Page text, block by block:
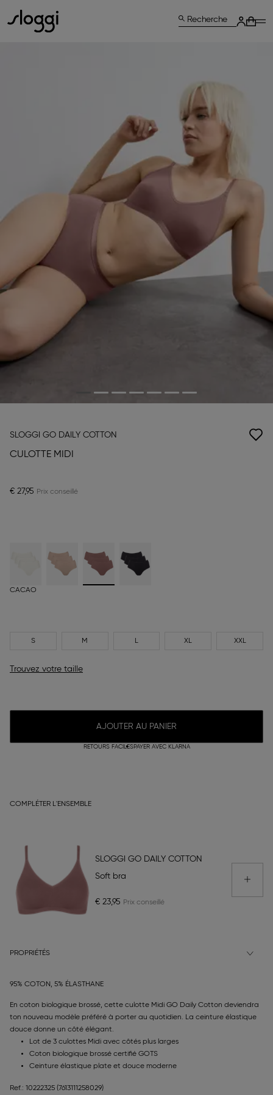
Recherche
SLOGGI GO DAILY COTTON
CULOTTE MIDI
€ 27,95
CACAO
S M L XL XXL
Trouvez votre taille
AJOUTER AU PANIER
RETOURS FACILESPAYER AVEC KLARNA
COMPLÉTER L'ENSEMBLE
SLOGGI GO DAILY COTTON
Soft bra
€ 23,95
PROPRIÉTÉS
95% COTON, 5% ÉLASTHANE
En coton biologique brossé, cette culotte Midi GO Daily Cotton deviendra
ton nouveau modèle préféré à porter au quotidien. La ceinture élastique
douce donne un côté élégant.
Lot de 3 culottes Midi avec côtés plus larges
Coton biologique brossé certifié GOTS
Ceinture élastique plate et douce moderne
Ref.: 10222325 (7613111258029)